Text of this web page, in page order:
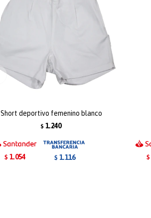
Short deportivo femenino blanco
$ 1.240
$ 1.054 $ 1.116 $